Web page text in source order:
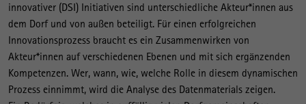
innovativer (DSI) Initiativen sind unterschiedliche Akteur*innen aus
dem Dorf und von außen beteiligt. Für einen erfolgreichen
Innovationsprozess braucht es ein Zusammenwirken von
Akteur*innen auf verschiedenen Ebenen und mit sich ergänzenden
Kompetenzen. Wer, wann, wie, welche Rolle in diesem dynamischen
Prozess einnimmt, wird die Analyse des Datenmaterials zeigen.